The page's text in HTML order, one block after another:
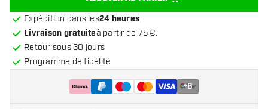
Expédition dans les24 heures
Livraison gratuiteà partir de 75 €.
Retour sous 30 jours
Programme de fidélité
+6